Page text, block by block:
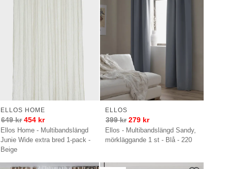
Ellos Home - Multibandslängd
Junie Wide extra bred 1-pack -
Beige
ELLOS HOME
649kr 454 kr
Ellos - Multibandslängd Sandy,
mörkläggande 1 st - Blå - 220
ELLOS
399kr 279 kr